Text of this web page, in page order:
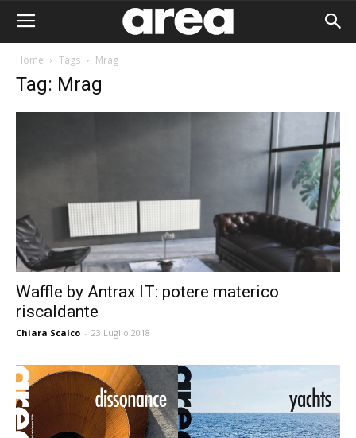
Home Tags Mrag
Tag: Mrag
Waffle by Antrax IT: potere materico
riscaldante
Chiara Scalco - 23 Luglio 2018